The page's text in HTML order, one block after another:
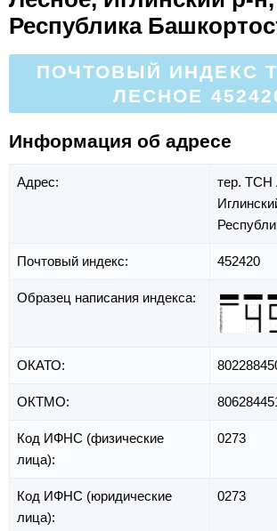
Республика
ПОЧТОВЫЙ ИНДЕКС
ЛЕСНОЕ
Информация об адресе
Адрес:
тер. ТСН
Почтовый индекс: 452420
Образец написания индекса:
ОКАТО:
ОКТМО:
Код ИФНС (физические
лица):
0273
Код ИФНС (юридические
лица):
0273